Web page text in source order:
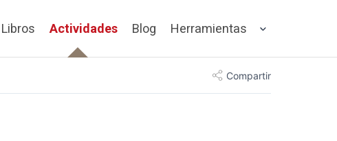
Libros Actividades Blog Herramientas
Compartir